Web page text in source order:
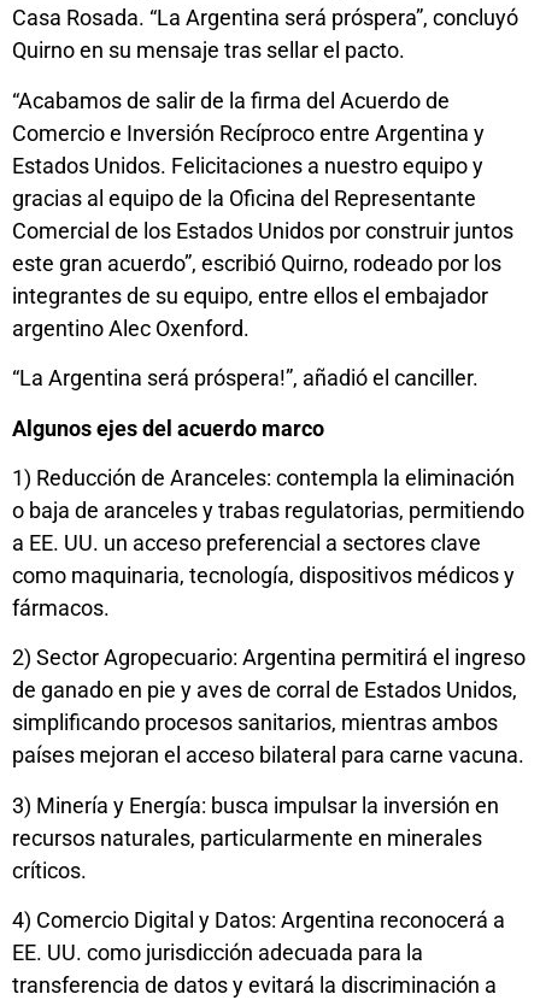
Casa Rosada. “La Argentina será próspera”, concluyó
Quirno en su mensaje tras sellar el pacto.
“Acabamos de salir de la firma del Acuerdo de
Comercio e Inversión Recíproco entre Argentina y
Estados Unidos. Felicitaciones a nuestro equipo y
gracias al equipo de la Oficina del Representante
Comercial de los Estados Unidos por construir juntos
este gran acuerdo”, escribió Quirno, rodeado por los
integrantes de su equipo, entre ellos el embajador
argentino Alec Oxenford.
“La Argentina será próspera!”, añadió el canciller.
Algunos ejes del acuerdo marco
1) Reducción de Aranceles: contempla la eliminación
o baja de aranceles y trabas regulatorias, permitiendo
a EE. UU. un acceso preferencial a sectores clave
como maquinaria, tecnología, dispositivos médicos y
fármacos.
2) Sector Agropecuario: Argentina permitirá el ingreso
de ganado en pie y aves de corral de Estados Unidos,
simplificando procesos sanitarios, mientras ambos
países mejoran el acceso bilateral para carne vacuna.
3) Minería y Energía: busca impulsar la inversión en
recursos naturales, particularmente en minerales
críticos.
4) Comercio Digital y Datos: Argentina reconocerá a
EE. UU. como jurisdicción adecuada para la
transferencia de datos y evitará la discriminación a